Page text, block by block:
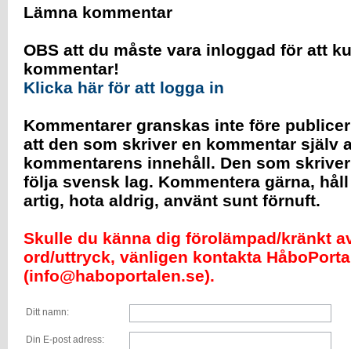
Lämna kommentar
OBS att du måste vara inloggad för att
kommentar!
Klicka här för att logga in
Kommentarer granskas inte före
att den som skriver en kommentar själv
kommentarens innehåll. Den som
följa svensk lag. Kommentera gärna,
artig, hota aldrig, använt sunt förnuft.
Skulle du känna dig förolämpad/kränkt
ord/uttryck, vänligen kontakta
(info@haboportalen.se).
Ditt namn:
Din E-post adress: